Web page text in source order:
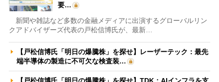
要…
新聞や雑誌など多数の金融メディアに出演するグローバルリン
クアドバイザーズ代表の戸松信博氏が、最新…
【戸松信博氏「明日の爆騰株」を探せ】レーザーテック：最先
端半導体の製造に不可欠な検査装…
【戸松信博氏「明日の爆騰株」を探せ】TDK：AIインフラを支